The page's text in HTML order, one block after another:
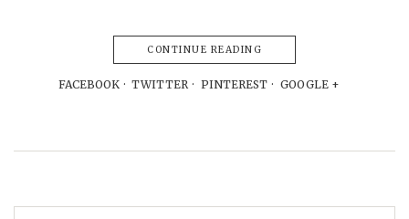
CONTINUE READING
FACEBOOK TWITTER PINTEREST GOOGLE +